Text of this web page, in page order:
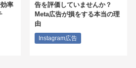
率
告を評価していませんか？
Meta広告が損をする本当の理
由
Instagram広告